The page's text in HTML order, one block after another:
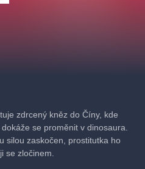
zdrcený kněz do Číny, kde
se proměnit v dinosaura.
silou zaskočen, prostitutka ho
se zločinem.